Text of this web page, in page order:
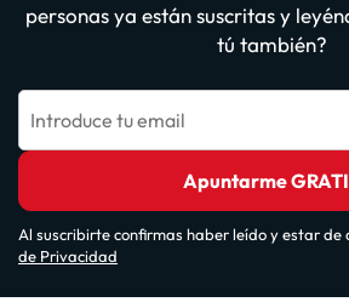
personas ya están suscritas y
tú también?
Introduce tu email
Apuntarme
Al suscribirte confirmas haber leído y estar de
de Privacidad